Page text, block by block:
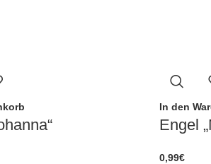
In den
Engel
0,99€